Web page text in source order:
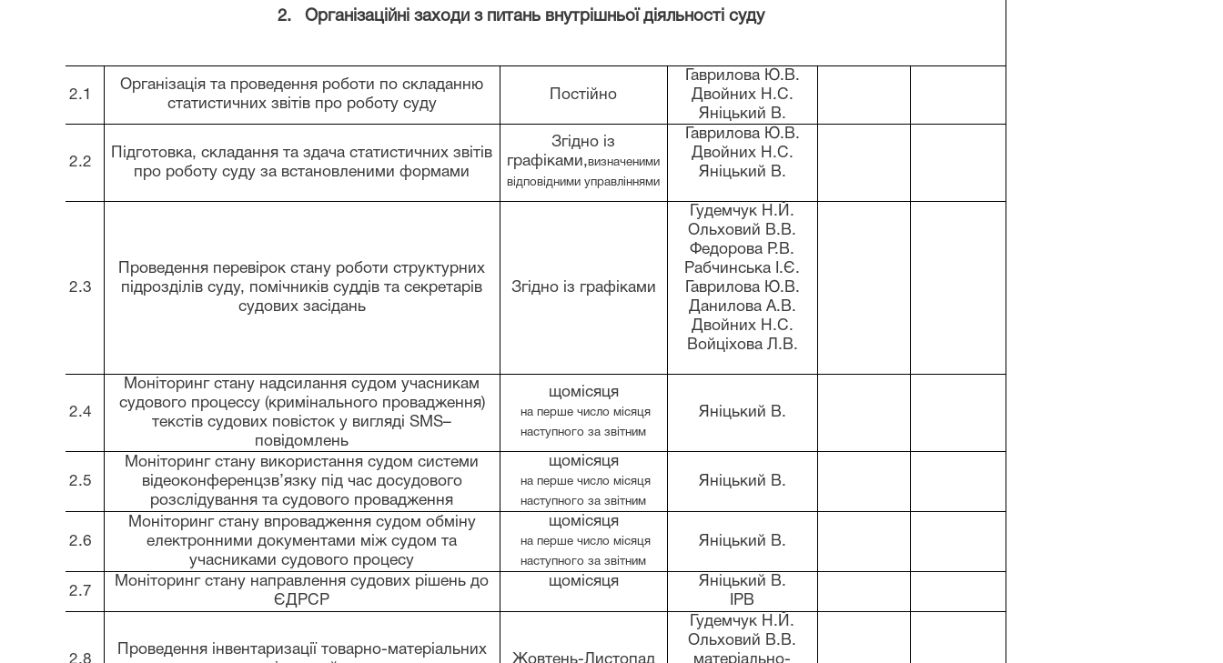
2. Організаційні заходи з питань внутрішньої діяльності суду
2.1
Організація та проведення роботи по складанню
статистичних звітів про роботу суду
Постійно
Гаврилова Ю.В.
Двойних Н.С.
Яніцький В.
2.2
Підготовка, складання та здача статистичних звітів
про роботу суду за встановленими формами
Згідно із
графіками,визначеними
відповідними управліннями
Гаврилова Ю.В.
Двойних Н.С.
Яніцький В.
2.3
Проведення перевірок стану роботи структурних
підрозділів суду, помічників суддів та секретарів
судових засідань
Згідно із графіками
Гудемчук Н.Й.
Ольховий В.В.
Федорова Р.В.
Рабчинська І.Є.
Гаврилова Ю.В.
Данилова А.В.
Двойних Н.С.
Войціхова Л.В.
2.4
Моніторинг стану надсилання судом учасникам
судового процессу (кримінального провадження)
текстів судових повісток у вигляді SMS–
повідомлень
щомісяця
на перше число місяця
наступного за звітним
Яніцький В.
2.5
Моніторинг стану використання судом системи
відеоконференцзв’язку під час досудового
розслідування та судового провадження
щомісяця
на перше число місяця
наступного за звітним
Яніцький В.
2.6
Моніторинг стану впровадження судом обміну
електронними документами між судом та
учасниками судового процесу
щомісяця
на перше число місяця
наступного за звітним
Яніцький В.
2.7
Моніторинг стану направлення судових рішень до
ЄДРСР
щомісяця
Яніцький В.
ІРВ
2.8
Проведення інвентаризації товарно-матеріальних
Жовтень-Листопад
Гудемчук Н.Й.
Ольховий В.В.
матеріально-